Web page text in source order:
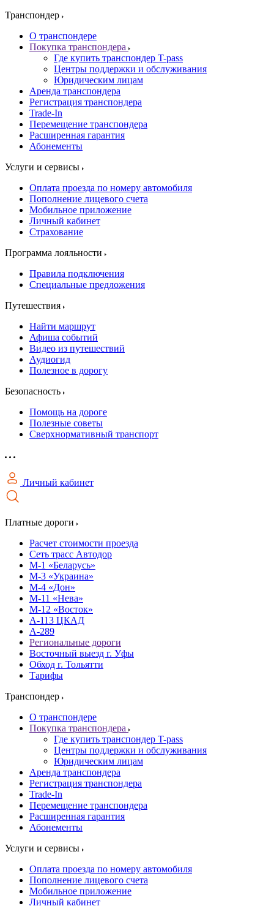
Транспондер
О транспондере
Покупка транспондера
Где купить транспондер T-pass
Центры поддержки и обслуживания
Юридическим лицам
Аренда транспондера
Регистрация транспондера
Trade-In
Перемещение транспондера
Расширенная гарантия
Абонементы
Услуги и сервисы
Оплата проезда по номеру автомобиля
Пополнение лицевого счета
Мобильное приложение
Личный кабинет
Страхование
Программа лояльности
Правила подключения
Специальные предложения
Путешествия
Найти маршрут
Афиша событий
Видео из путешествий
Аудиогид
Полезное в дорогу
Безопасность
Помощь на дороге
Полезные советы
Сверхнормативный транспорт
Личный кабинет
Платные дороги
Расчет стоимости проезда
Сеть трасс Автодор
М-1 «Беларусь»
М-3 «Украина»
М-4 «Дон»
М-11 «Нева»
М-12 «Восток»
А-113 ЦКАД
А-289
Региональные дороги
Восточный выезд г. Уфы
Обход г. Тольятти
Тарифы
Транспондер
О транспондере
Покупка транспондера
Где купить транспондер T-pass
Центры поддержки и обслуживания
Юридическим лицам
Аренда транспондера
Регистрация транспондера
Trade-In
Перемещение транспондера
Расширенная гарантия
Абонементы
Услуги и сервисы
Оплата проезда по номеру автомобиля
Пополнение лицевого счета
Мобильное приложение
Личный кабинет